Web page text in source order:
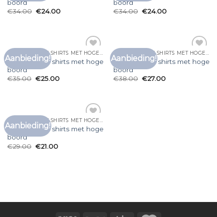
boord
€34.00 €24.00
boord
€34.00 €24.00
Aanbieding!
Toevoegen
aan
WITTE HEREN T SHIRTS MET HOGE BOORD
witte heren t shirts met hoge
boord
€35.00 €25.00
Aanbieding!
Toevoegen
aan
WITTE HEREN T SHIRTS MET HOGE BOORD
witte heren t shirts met hoge
boord
€38.00 €27.00
Aanbieding!
Toevoegen
aan
WITTE HEREN T SHIRTS MET HOGE BOORD
witte heren t shirts met hoge
boord
€29.00 €21.00